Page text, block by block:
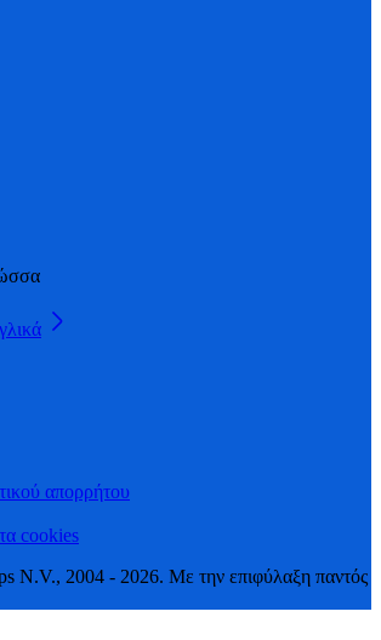
απορρήτου
cookies
N.V., 2004 - 2026. Με την επιφύλαξη παντός